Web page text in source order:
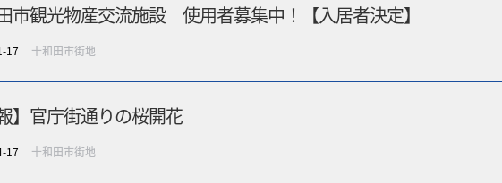
市観光物産交流施設 使用者募集中！【入居者決定】
17 十和田市街地
報】官庁街通りの桜開花
17 十和田市街地